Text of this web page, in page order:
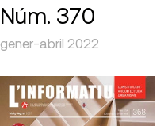
Núm. 370
gener-abril 2022